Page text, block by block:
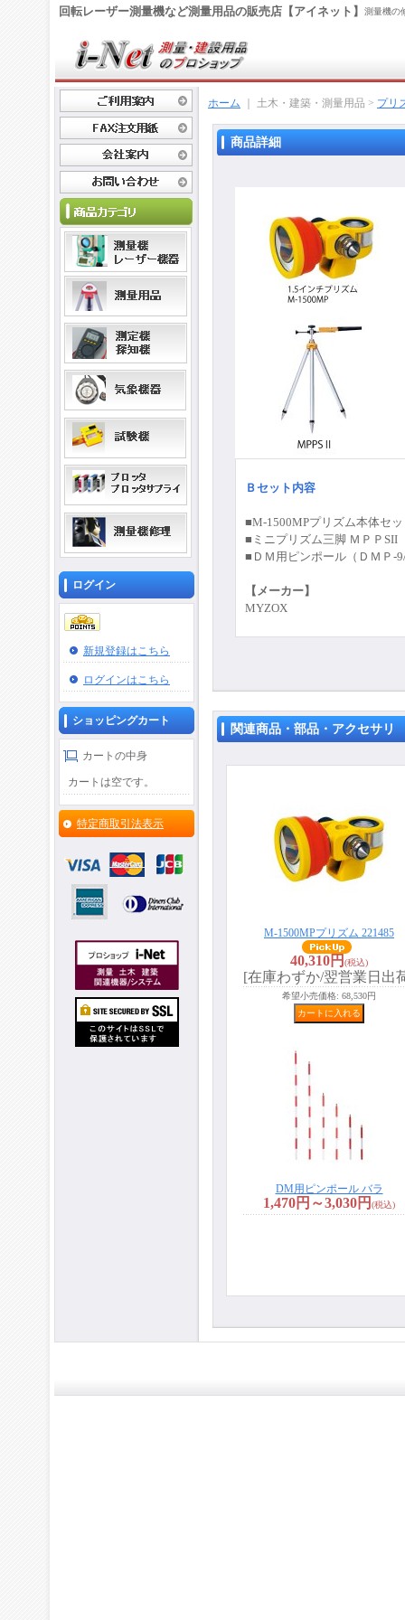
回転レーザー測量機など測量用品の販売店【アイネット】 測量機の
ログイン
新規登録はこちら
ログインはこちら
ショッピングカート
カートの中身
カートは空です。
特定商取引法表示
ホーム ｜ 土木・建築・測量用品 > プリ
商品詳細
Ｂセット内容
■M-1500MPプリズム本体セ
■ ミニプリズム三脚 ＭＰＰSII
■ ＤＭ用ピンポール（ＤＭＰ-
【メーカー】
MYZOX
関連商品・部品・アクセサリ
M-1500MPプリズム 221485
40,310円 (税込)
[在庫わずか/翌営業日出
希望小売価格: 68,530円
DM用ピンポール バラ
1,470円～3,030円 (税込)